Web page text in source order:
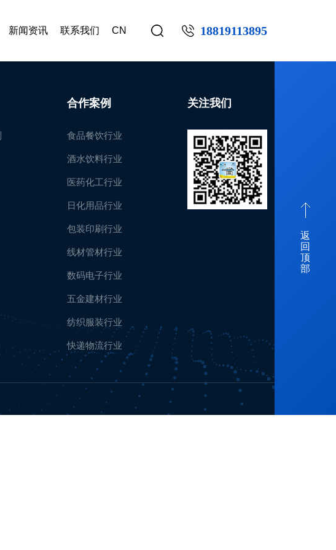
新闻资讯 联系我们 CN 18819113895
合作案例
食品餐饮行业
酒水饮料行业
医药化工行业
日化用品行业
包装印刷行业
线材管材行业
数码电子行业
五金建材行业
纺织服装行业
快递物流行业
关注我们
返
回
顶
部